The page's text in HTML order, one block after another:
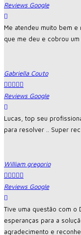
Reviews Google
Me atendeu muito bem
que me deu e cobrou
Gabriella Couto

Reviews Google
Lucas, top seu
para resolver .. Super
William gregorio

Reviews Google
Tive uma questão com o
esperanças para a
agradecimento e